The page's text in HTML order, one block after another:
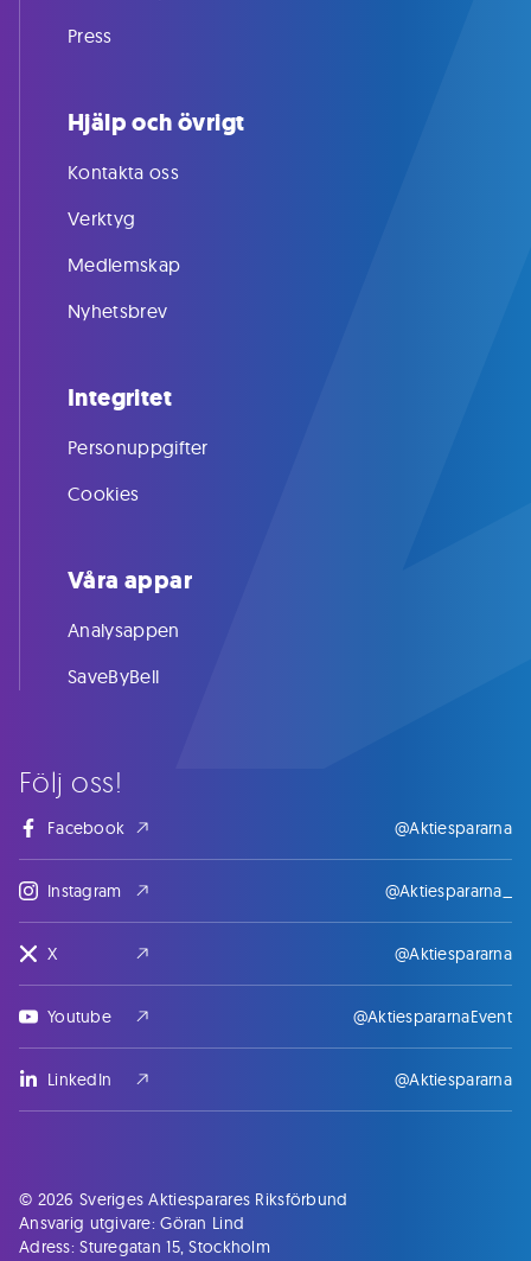
Följ oss!
Facebook @Aktiespararna
Instagram @Aktiespararna_
X @Aktiespararna
Youtube @AktiespararnaEvent
LinkedIn @Aktiespararna
Press
Hjälp och övrigt
Kontakta oss
Verktyg
Medlemskap
Nyhetsbrev
Integritet
Personuppgifter
Cookies
Våra appar
Analysappen
SaveByBell
© 2026 Sveriges Aktiesparares Riksförbund
Ansvarig utgivare: Göran Lind
Adress: Sturegatan 15, Stockholm